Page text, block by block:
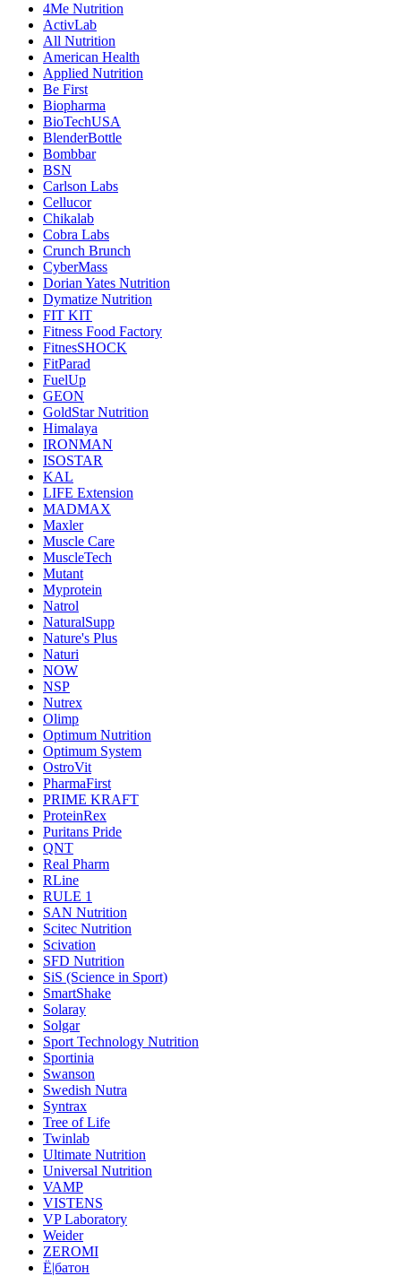
4Me Nutrition
ActivLab
All Nutrition
American Health
Applied Nutrition
Be First
Biopharma
BioTechUSA
BlenderBottle
Bombbar
BSN
Carlson Labs
Cellucor
Chikalab
Cobra Labs
Crunch Brunch
CyberMass
Dorian Yates Nutrition
Dymatize Nutrition
FIT KIT
Fitness Food Factory
FitnesSHOCK
FitParad
FuelUp
GEON
GoldStar Nutrition
Himalaya
IRONMAN
ISOSTAR
KAL
LIFE Extension
MADMAX
Maxler
Muscle Care
MuscleTech
Mutant
Myprotein
Natrol
NaturalSupp
Nature's Plus
Naturi
NOW
NSP
Nutrex
Olimp
Optimum Nutrition
Optimum System
OstroVit
PharmaFirst
PRIME KRAFT
ProteinRex
Puritans Pride
QNT
Real Pharm
RLine
RULE 1
SAN Nutrition
Scitec Nutrition
Scivation
SFD Nutrition
SiS (Science in Sport)
SmartShake
Solaray
Solgar
Sport Technology Nutrition
Sportinia
Swanson
Swedish Nutra
Syntrax
Tree of Life
Twinlab
Ultimate Nutrition
Universal Nutrition
VAMP
VISTENS
VP Laboratory
Weider
ZEROMI
Ё|батон